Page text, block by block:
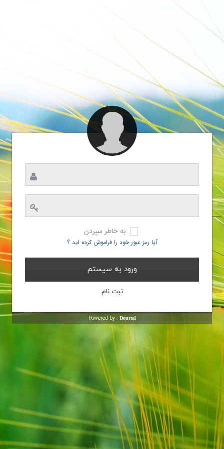
به خاطر سپردن
آیا رمز عبور خود را فراموش کرده اید ؟
Powered by : Dourtal